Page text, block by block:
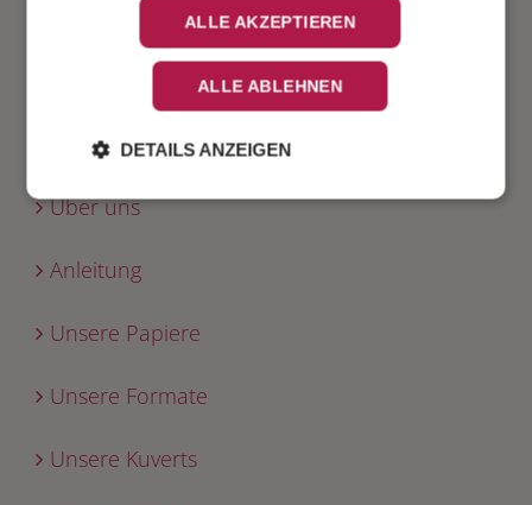
Über uns
Anleitung
Unsere Papiere
Unsere Formate
Unsere Kuverts
ALLE AKZEPTIEREN
ALLE ABLEHNEN
DETAILS ANZEIGEN